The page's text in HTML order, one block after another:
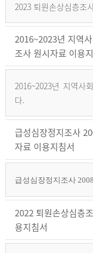
2023 퇴원손상심층조
2016~2023년 지역
조사 원시자료 이용
2016~2023년 지역사
다.
급성심장정지조사
자료 이용지침서
급성심장정지조사
2022 퇴원손상심층
용지침서